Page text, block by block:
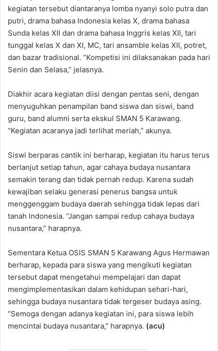
kegiatan tersebut diantaranya lomba nyanyi solo putra dan
putri, drama bahasa Indonesia kelas X, drama bahasa
Sunda kelas XII dan drama bahasa Inggris kelas XII, tari
tunggal kelas X dan XI, MC, tari ansamble kelas XII, potret,
dan bazar tradisional. “Kompetisi ini dilaksanakan pada hari
Senin dan Selasa,” jelasnya.
Diakhir acara kegiatan diisi dengan pentas seni, dengan
menyuguhkan penampilan band siswa dan siswi, band
guru, band alumni serta ekskul SMAN 5 Karawang.
“Kegiatan acaranya jadi terlihat meriah,” akunya.
Siswi berparas cantik ini berharap, kegiatan itu harus terus
berlanjut setiap tahun, agar cahaya budaya nusantara
semakin terang dan tidak pernah redup. Karena sudah
kewajiban selaku generasi penerus bangsa untuk
menggenggam budaya daerah sehingga tidak lepas dari
tanah Indonesia. “Jangan sampai redup cahaya budaya
nusantara,” harapnya.
Sementara Ketua OSIS SMAN 5 Karawang Agus Hermawan
berharap, kepada para siswa yang mengikuti kegiatan
tersebut dapat mengetahui mempelajari dan dapat
mengimplementasikan dalam kehidupan sehari-hari,
sehingga budaya nusantara tidak tergeser budaya asing.
“Semoga dengan adanya kegiatan ini, para siswa lebih
mencintai budaya nusantara,” harapnya. (acu)